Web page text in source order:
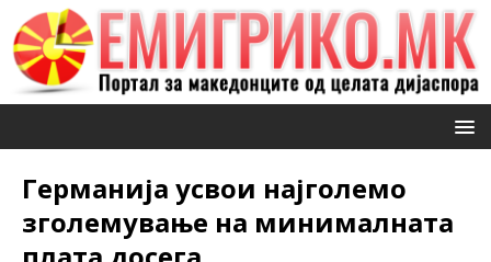
Германија усвои најголемо
зголемување на минималната